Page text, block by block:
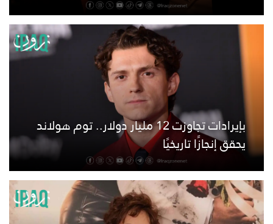
بإيرادات تجاوزت 12 مليار دولار.. توم هولاند
يحقق إنجازًا تاريخيًا